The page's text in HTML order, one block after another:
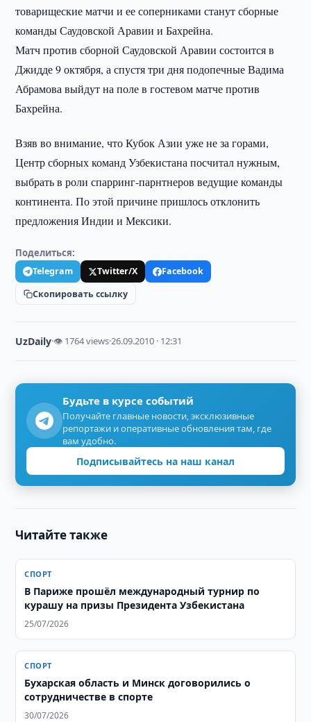
товарищеские матчи и ее соперниками станут сборные
команды Саудовской Аравии и Бахрейна.
Матч против сборной Саудовской Аравии состоится в
Джидде 9 октября, а спустя три дня подопечные Вадима
Абрамова выйдут на поле в гостевом матче против
Бахрейна.
Взяв во внимание, что Кубок Азии уже не за горами,
Центр сборных команд Узбекистана посчитал нужным,
выбрать в роли спарринг-парнтнеров ведущие команды
континента. По этой причине пришлось отклонить
предложения Индии и Мексики.
Поделиться:
Telegram Twitter/X
Facebook
Скопировать ссылку
UzDaily·👁 1764 views·26.09.2010 · 12:31
Будьте в курсе событий
Получайте главные новости, эксклюзивные
репортажи и оперативные обновления там, где
вам удобно.
Подписывайтесь на наш канал
Читайте также
СПОРТ
В Париже прошёл международный турнир по
курашу на призы Президента Узбекистана
25/07/2026
СПОРТ
Бухарская область и Минск договорились о
сотрудничестве в спорте
30/07/2026